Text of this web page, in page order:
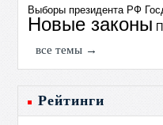
Выборы президента РФ
Новые законы
все темы →
Рейтинги